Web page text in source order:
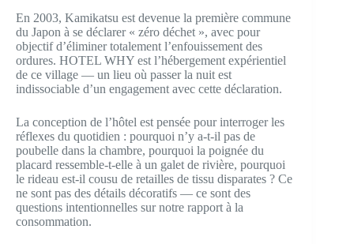
En 2003, Kamikatsu est devenue la première commune
du Japon à se déclarer « zéro déchet », avec pour
objectif d’éliminer totalement l’enfouissement des
ordures. HOTEL WHY est l’hébergement expérientiel
de ce village — un lieu où passer la nuit est
indissociable d’un engagement avec cette déclaration.
La conception de l’hôtel est pensée pour interroger les
réflexes du quotidien : pourquoi n’y a-t-il pas de
poubelle dans la chambre, pourquoi la poignée du
placard ressemble-t-elle à un galet de rivière, pourquoi
le rideau est-il cousu de retailles de tissu disparates ? Ce
ne sont pas des détails décoratifs — ce sont des
questions intentionnelles sur notre rapport à la
consommation.